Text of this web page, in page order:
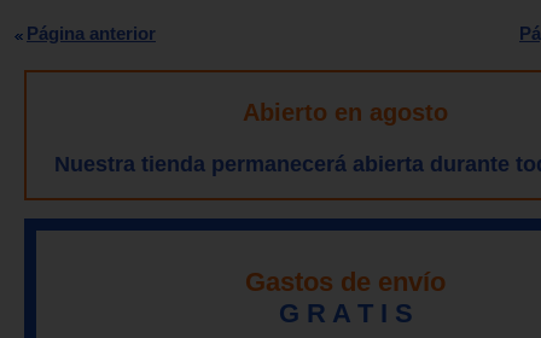
Página anterior
Abierto en agosto
Nuestra tienda permanecerá abierta durante
Gastos de envío
G R A T I S